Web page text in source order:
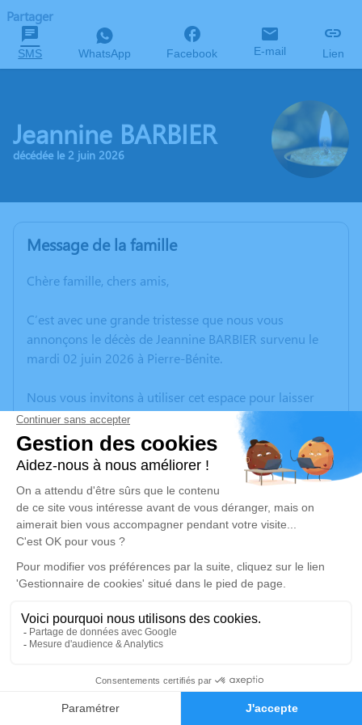
Faire-part Hommages
Partager
SMS WhatsApp Facebook E-mail Lien
Jeannine BARBIER
décédée le 2 juin 2026
Message de la famille
Chère famille, chers amis,
C’est avec une grande tristesse que nous vous
annonçons le décès de Jeannine BARBIER survenu le
mardi 02 juin 2026 à Pierre-Bénite.
Nous vous invitons à utiliser cet espace pour laisser
vos condoléances, partager des photos souvenirs, une
anecdote ou exprimer vos pensées à travers des
poèmes ou des textes. Cet endroit est un lieu
d'expression dédié à honorer la mémoire de Jeannine
BARBIER.
Un service de plantation d’arbre hommage est
disponible ici
Cérémonie
Eglise Saint Louis Roi Place Ludovic Monnier
69410 Champagne Au Mont d'Or